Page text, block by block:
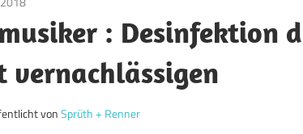
: Desinfektion
vernachlässigen
vonSprüth + Renner